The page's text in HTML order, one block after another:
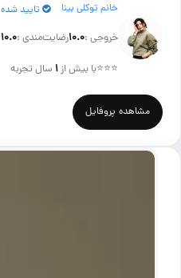
خانم توکلی بینا تایید شده
خروجی :۱۰.۰رضایت‌مندی :۱۰.۰
⭐⭐⭐با بیش از ۱ سال تجربه
مشاهده پروفایل